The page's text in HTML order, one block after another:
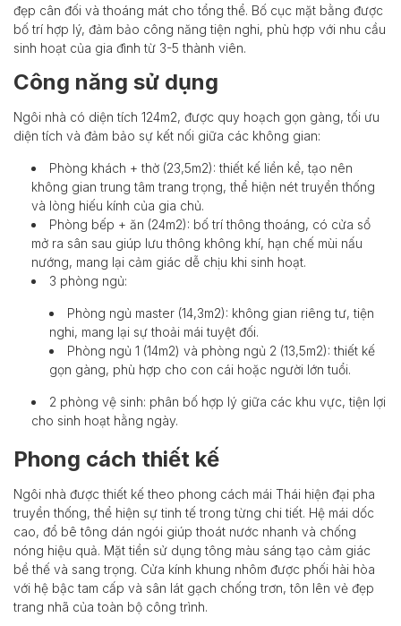
đẹp cân đối và thoáng mát cho tổng thể. Bố cục mặt bằng được
bố trí hợp lý, đảm bảo công năng tiện nghi, phù hợp với nhu cầu
sinh hoạt của gia đình từ 3-5 thành viên.
Công năng sử dụng
Ngôi nhà có diện tích 124m2, được quy hoạch gọn gàng, tối ưu
diện tích và đảm bảo sự kết nối giữa các không gian:
Phòng khách + thờ (23,5m2): thiết kế liền kề, tạo nên
không gian trung tâm trang trọng, thể hiện nét truyền thống
và lòng hiếu kính của gia chủ.
Phòng bếp + ăn (24m2): bố trí thông thoáng, có cửa sổ
mở ra sân sau giúp lưu thông không khí, hạn chế mùi nấu
nướng, mang lại cảm giác dễ chịu khi sinh hoạt.
3 phòng ngủ:
Phòng ngủ master (14,3m2): không gian riêng tư, tiện
nghi, mang lại sự thoải mái tuyệt đối.
Phòng ngủ 1 (14m2) và phòng ngủ 2 (13,5m2): thiết kế
gọn gàng, phù hợp cho con cái hoặc người lớn tuổi.
2 phòng vệ sinh: phân bố hợp lý giữa các khu vực, tiện lợi
cho sinh hoạt hằng ngày.
Phong cách thiết kế
Ngôi nhà được thiết kế theo phong cách mái Thái hiện đại pha
truyền thống, thể hiện sự tinh tế trong từng chi tiết. Hệ mái dốc
cao, đổ bê tông dán ngói giúp thoát nước nhanh và chống
nóng hiệu quả. Mặt tiền sử dụng tông màu sáng tạo cảm giác
bề thế và sang trọng. Cửa kính khung nhôm được phối hài hòa
với hệ bậc tam cấp và sân lát gạch chống trơn, tôn lên vẻ đẹp
trang nhã của toàn bộ công trình.